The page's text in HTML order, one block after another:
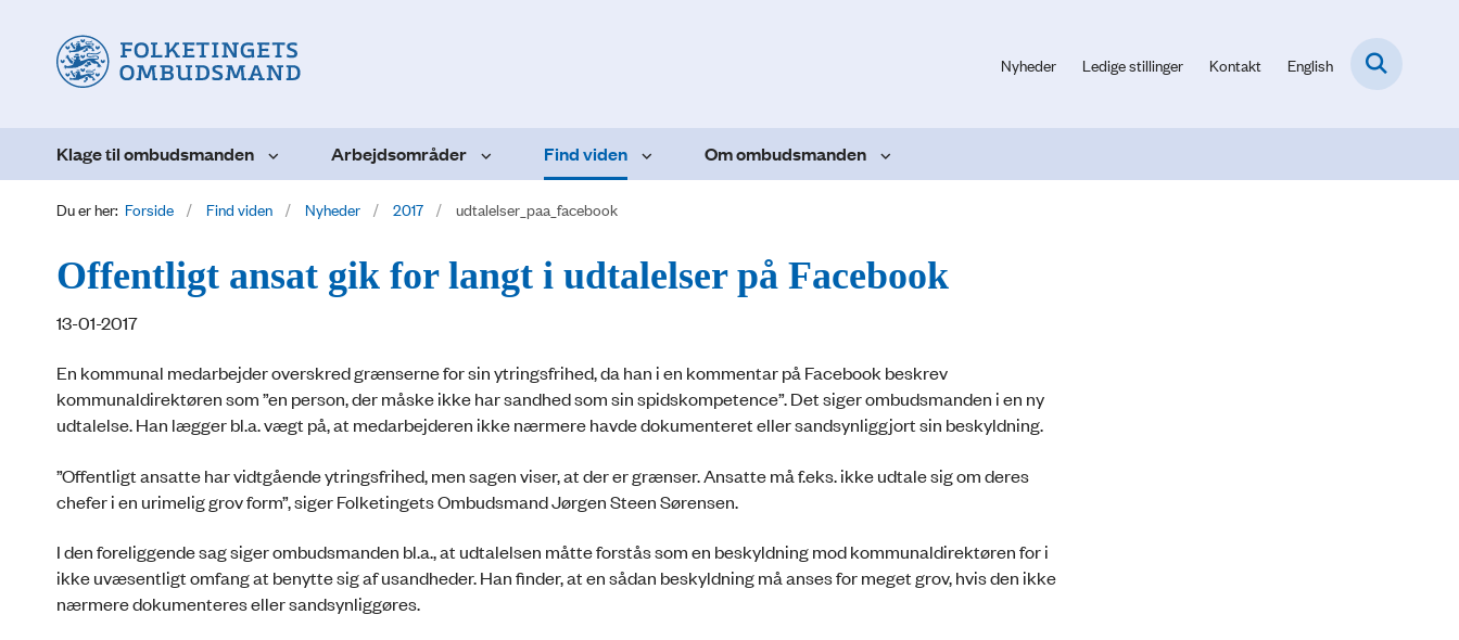
Nyheder Ledige stillinger Kontakt English
Klage til ombudsmanden Arbejdsområder Find viden Om ombudsmanden
Du er her: Forside Find viden Nyheder 2017 udtalelser_paa_facebook
Offentligt ansat gik for langt i udtalelser på Facebook
13-01-2017
En kommunal medarbejder overskred grænserne for sin ytringsfrihed, da han i en kommentar på Facebook beskrev
kommunaldirektøren som ”en person, der måske ikke har sandhed som sin spidskompetence”. Det siger ombudsmanden i en ny
udtalelse. Han lægger bl.a. vægt på, at medarbejderen ikke nærmere havde dokumenteret eller sandsynliggjort sin beskyldning.
”Offentligt ansatte har vidtgående ytringsfrihed, men sagen viser, at der er grænser. Ansatte må f.eks. ikke udtale sig om deres
chefer i en urimelig grov form”, siger Folketingets Ombudsmand Jørgen Steen Sørensen.
I den foreliggende sag siger ombudsmanden bl.a., at udtalelsen måtte forstås som en beskyldning mod kommunaldirektøren for i
ikke uvæsentligt omfang at benytte sig af usandheder. Han finder, at en sådan beskyldning må anses for meget grov, hvis den ikke
nærmere dokumenteres eller sandsynliggøres.